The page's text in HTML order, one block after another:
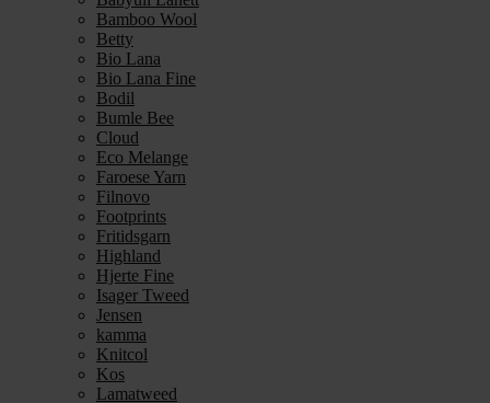
Bamboo Wool
Betty
Bio Lana
Bio Lana Fine
Bodil
Bumle Bee
Cloud
Eco Melange
Faroese Yarn
Filnovo
Footprints
Fritidsgarn
Highland
Hjerte Fine
Isager Tweed
Jensen
kamma
Knitcol
Kos
Lamatweed